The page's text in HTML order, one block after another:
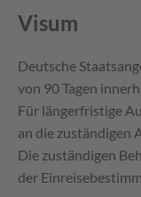
Visum
Deutsche
von 90 Tagen
Für längerfristige
an die zuständigen
Die zuständigen
der